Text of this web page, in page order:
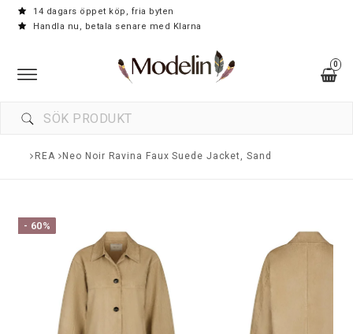
14 dagars öppet köp, fria byten
Handla nu, betala senare med Klarna
0
Toggle navigation
REA Neo Noir Ravina Faux Suede Jacket, Sand
- 60%